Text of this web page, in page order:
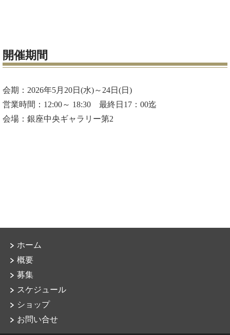
開催期間
会期：2026年5月20日(水)～24日(日)
営業時間：12:00～ 18:30 最終日17：00迄
会場：銀座中央ギャラリー第2
ホーム
概要
募集
スケジュール
ショップ
お問い合せ